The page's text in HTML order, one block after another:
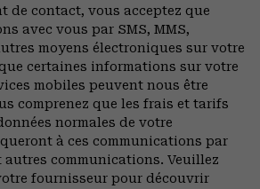
de contact, vous acceptez que
avec vous par SMS, MMS,
moyens électroniques sur votre
certaines informations sur votre
mobiles peuvent nous être
comprenez que les frais et tarifs
normales de votre
à ces communications par
autres communications. Veuillez
fournisseur pour découvrir